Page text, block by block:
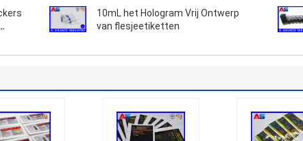
10mL het Hologram Vrij Ontwerp
van flesjeetiketten